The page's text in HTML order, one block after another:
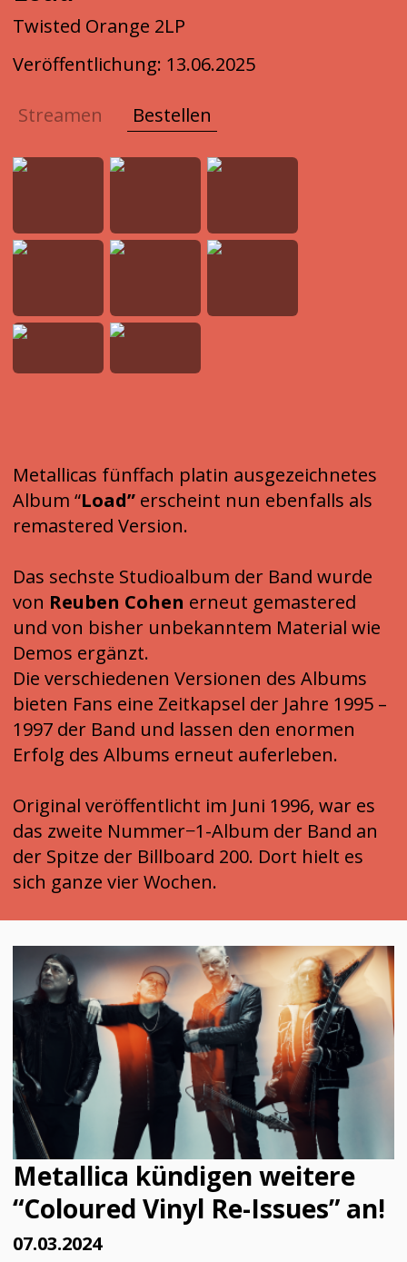
Twisted Orange 2LP
Veröffentlichung: 13.06.2025
Streamen Bestellen
Metallicas fünffach platin ausgezeichnetes
Album “Load” erscheint nun ebenfalls als
remastered Version.
Das sechste Studioalbum der Band wurde
von Reuben Cohen erneut gemastered
und von bisher unbekanntem Material wie
Demos ergänzt.
Die verschiedenen Versionen des Albums
bieten Fans eine Zeitkapsel der Jahre 1995 –
1997 der Band und lassen den enormen
Erfolg des Albums erneut auferleben.
Original veröffentlicht im Juni 1996, war es
das zweite Nummer−1-Album der Band an
der Spitze der Billboard 200. Dort hielt es
sich ganze vier Wochen.
Metallica kündigen weitere
“Coloured Vinyl Re-Issues” an!
07.03.2024